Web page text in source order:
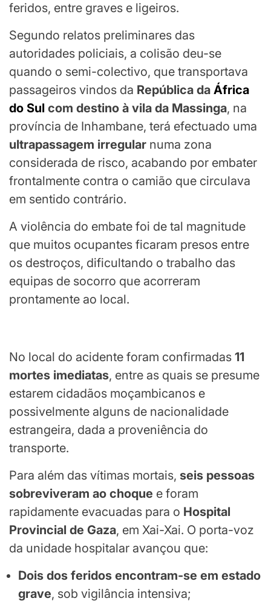
feridos, entre graves e ligeiros.
Segundo relatos preliminares das
autoridades policiais, a colisão deu-se
quando o semi-colectivo, que transportava
passageiros vindos da República da África
do Sul com destino à vila da Massinga, na
província de Inhambane, terá efectuado uma
ultrapassagem irregular numa zona
considerada de risco, acabando por embater
frontalmente contra o camião que circulava
em sentido contrário.
A violência do embate foi de tal magnitude
que muitos ocupantes ficaram presos entre
os destroços, dificultando o trabalho das
equipas de socorro que acorreram
prontamente ao local.
No local do acidente foram confirmadas 11
mortes imediatas, entre as quais se presume
estarem cidadãos moçambicanos e
possivelmente alguns de nacionalidade
estrangeira, dada a proveniência do
transporte.
Para além das vítimas mortais, seis pessoas
sobreviveram ao choque e foram
rapidamente evacuadas para o Hospital
Provincial de Gaza, em Xai-Xai. O porta-voz
da unidade hospitalar avançou que:
Dois dos feridos encontram-se em estado
grave, sob vigilância intensiva;